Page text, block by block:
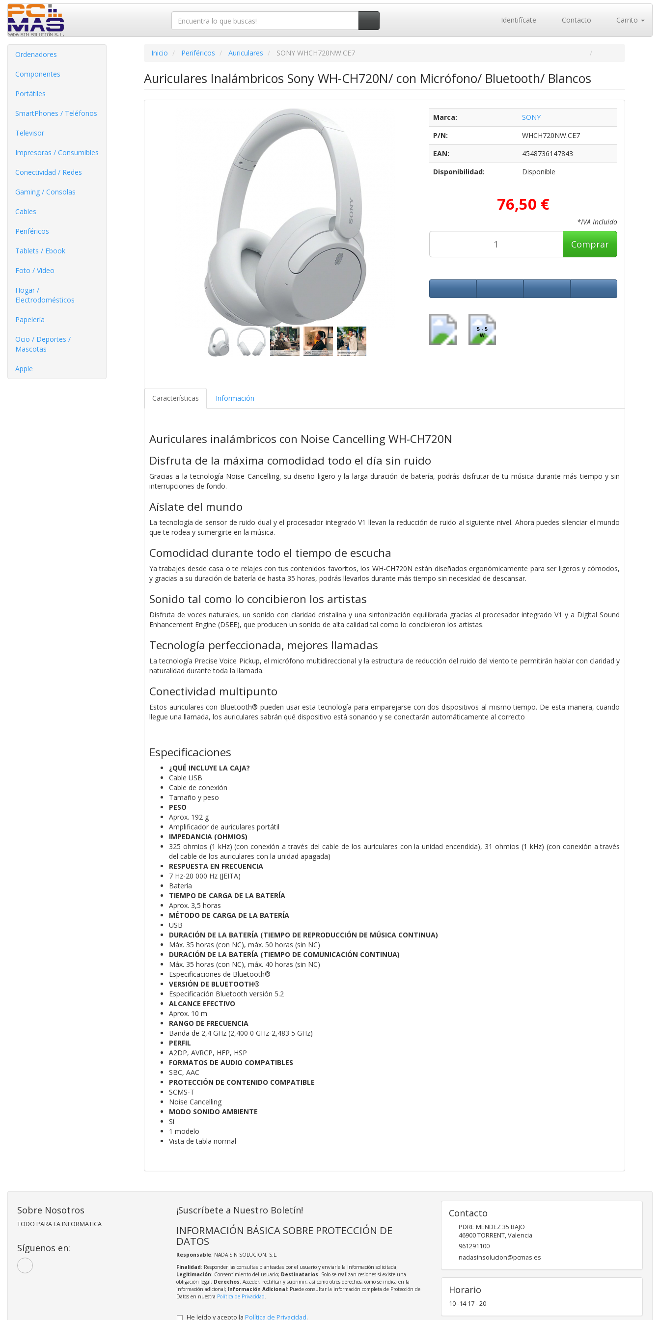
Identifícate Contacto Carrito
Ordenadores
Componentes
Portátiles
SmartPhones / Teléfonos
Televisor
Impresoras / Consumibles
Conectividad / Redes
Gaming / Consolas
Cables
Periféricos
Tablets / Ebook
Foto / Video
Hogar /
Electrodomésticos
Papelería
Ocio / Deportes /
Mascotas
Apple
Inicio Periféricos Auriculares SONY WHCH720NW.CE7
Auriculares Inalámbricos Sony WH-CH720N/ con Micrófono/ Bluetooth/ Blancos
Marca:
SONY
P/N:
WHCH720NW.CE7
EAN:
4548736147843
Disponibilidad:
Disponible
76,50 €
*IVA Incluido
Comprar
5 - 5
W
Características Información
Auriculares inalámbricos con Noise Cancelling WH-CH720N
Disfruta de la máxima comodidad todo el día sin ruido
Gracias a la tecnología Noise Cancelling, su diseño ligero y la larga duración de batería, podrás disfrutar de tu música durante más tiempo y sin
interrupciones de fondo.
Aíslate del mundo
La tecnología de sensor de ruido dual y el procesador integrado V1 llevan la reducción de ruido al siguiente nivel. Ahora puedes silenciar el mundo
que te rodea y sumergirte en la música.
Comodidad durante todo el tiempo de escucha
Ya trabajes desde casa o te relajes con tus contenidos favoritos, los WH-CH720N están diseñados ergonómicamente para ser ligeros y cómodos,
y gracias a su duración de batería de hasta 35 horas, podrás llevarlos durante más tiempo sin necesidad de descansar.
Sonido tal como lo concibieron los artistas
Disfruta de voces naturales, un sonido con claridad cristalina y una sintonización equilibrada gracias al procesador integrado V1 y a Digital Sound
Enhancement Engine (DSEE), que producen un sonido de alta calidad tal como lo concibieron los artistas.
Tecnología perfeccionada, mejores llamadas
La tecnología Precise Voice Pickup, el micrófono multidireccional y la estructura de reducción del ruido del viento te permitirán hablar con claridad y
naturalidad durante toda la llamada.
Conectividad multipunto
Estos auriculares con Bluetooth® pueden usar esta tecnología para emparejarse con dos dispositivos al mismo tiempo. De esta manera, cuando
llegue una llamada, los auriculares sabrán qué dispositivo está sonando y se conectarán automáticamente al correcto
Especificaciones
¿QUÉ INCLUYE LA CAJA?
Cable USB
Cable de conexión
Tamaño y peso
PESO
Aprox. 192 g
Amplificador de auriculares portátil
IMPEDANCIA (OHMIOS)
325 ohmios (1 kHz) (con conexión a través del cable de los auriculares con la unidad encendida), 31 ohmios (1 kHz) (con conexión a través
del cable de los auriculares con la unidad apagada)
RESPUESTA EN FRECUENCIA
7 Hz-20 000 Hz (JEITA)
Batería
TIEMPO DE CARGA DE LA BATERÍA
Aprox. 3,5 horas
MÉTODO DE CARGA DE LA BATERÍA
USB
DURACIÓN DE LA BATERÍA (TIEMPO DE REPRODUCCIÓN DE MÚSICA CONTINUA)
Máx. 35 horas (con NC), máx. 50 horas (sin NC)
DURACIÓN DE LA BATERÍA (TIEMPO DE COMUNICACIÓN CONTINUA)
Máx. 35 horas (con NC), máx. 40 horas (sin NC)
Especificaciones de Bluetooth®
VERSIÓN DE BLUETOOTH®
Especificación Bluetooth versión 5.2
ALCANCE EFECTIVO
Aprox. 10 m
RANGO DE FRECUENCIA
Banda de 2,4 GHz (2,400 0 GHz-2,483 5 GHz)
PERFIL
A2DP, AVRCP, HFP, HSP
FORMATOS DE AUDIO COMPATIBLES
SBC, AAC
PROTECCIÓN DE CONTENIDO COMPATIBLE
SCMS-T
Noise Cancelling
MODO SONIDO AMBIENTE
Sí
1 modelo
Vista de tabla normal
Sobre Nosotros
TODO PARA LA INFORMATICA
Síguenos en:
¡Suscríbete a Nuestro Boletín!
INFORMACIÓN BÁSICA SOBRE PROTECCIÓN DE
DATOS
Responsable: NADA SIN SOLUCION, S.L.
Finalidad: Responder las consultas planteadas por el usuario y enviarle la información solicitada;
Legitimación: Consentimiento del usuario; Destinatarios: Solo se realizan cesiones si existe una
obligación legal; Derechos: Acceder, rectificar y suprimir, así como otros derechos, como se indica en la
información adicional; Información Adicional: Puede consultar la información completa de Protección de
Datos en nuestra Política de Privacidad.
He leído y acepto la Política de Privacidad.
Contacto
PDRE MENDEZ 35 BAJO
46900TORRENT,Valencia
961291100
nadasinsolucion@pcmas.es
Horario
10 -14 17 - 20